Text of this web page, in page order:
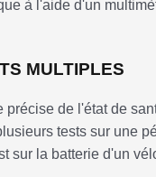
MULTIPLES
précise de l'état de
tests sur une
sur la batterie d'un